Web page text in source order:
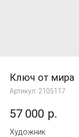
Ключ от мира
Артикул: 2105117
57 000 р.
Художник